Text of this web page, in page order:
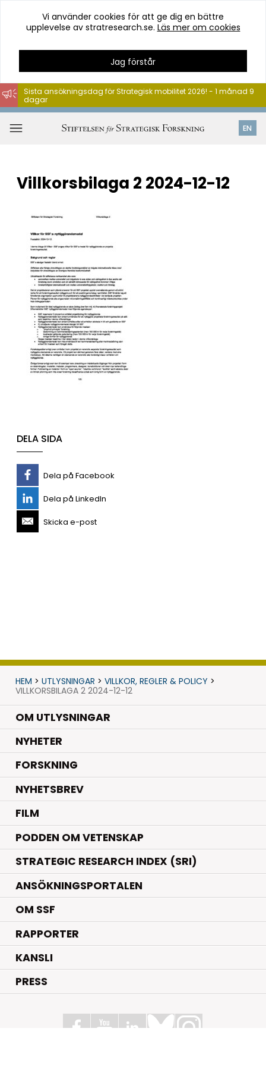
Hoppa
till
innehåll
Vi använder cookies för att ge dig en bättre
upplevelse av stratresearch.se. Läs mer om cookies
Jag förstår
EN
Sista ansökningsdag för Strategisk mobilitet 2026! - 1 månad 9
dagar
Villkorsbilaga 2 2024-12-12
DELA SIDA
Dela på Facebook
Dela på LinkedIn
Skicka e-post
HEM > UTLYSNINGAR > VILLKOR, REGLER & POLICY >
VILLKORSBILAGA 2 2024-12-12
OM UTLYSNINGAR
NYHETER.
FORSKNING.
NYHETSBREV
FILM
PODDEN OM VETENSKAP
STRATEGIC RESEARCH INDEX (SRI)
ANSÖKNINGSPORTALEN
OM SSF
RAPPORTER
KANSLI
PRESS